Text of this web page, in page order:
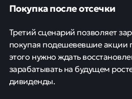
Покупка после отсечки
Третий сценарий позволяет
покупая подешевевшие акции
этого нужно ждать
зарабатывать на будущем
дивиденды.